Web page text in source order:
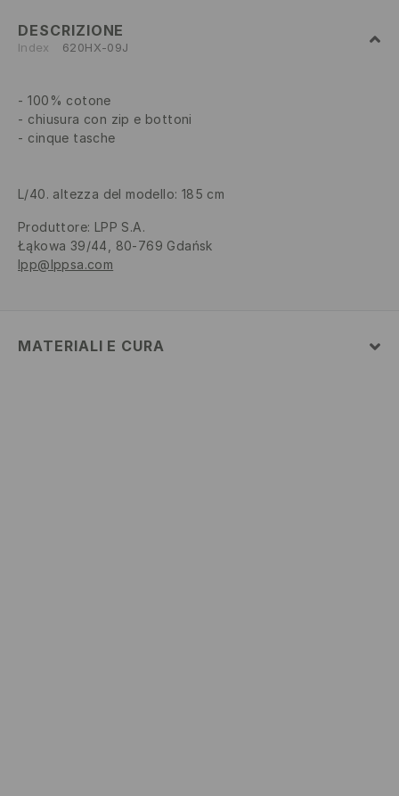
DESCRIZIONE
Index 620HX-09J
100% cotone
chiusura con zip e bottoni
cinque tasche
L/40. altezza del modello: 185 cm
Produttore: LPP S.A.
Łąkowa 39/44, 80-769 Gdańsk
lpp@lppsa.com
MATERIALI E CURA